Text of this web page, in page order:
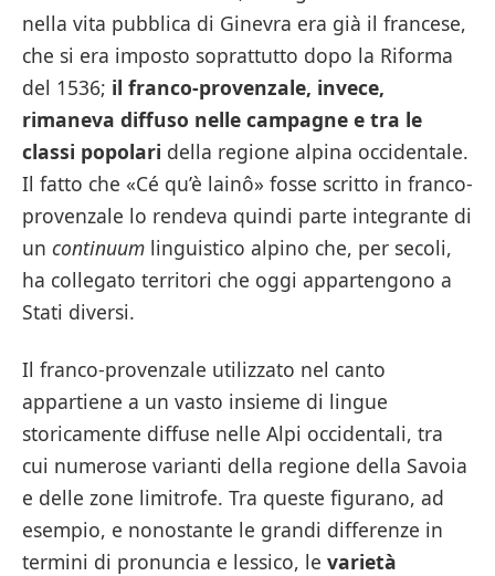
nella vita pubblica di Ginevra era già il francese,
che si era imposto soprattutto dopo la Riforma
del 1536; il franco-provenzale, invece,
rimaneva diffuso nelle campagne e tra le
classi popolari della regione alpina occidentale.
Il fatto che «Cé qu’è lainô» fosse scritto in franco-
provenzale lo rendeva quindi parte integrante di
un continuum linguistico alpino che, per secoli,
ha collegato territori che oggi appartengono a
Stati diversi.
Il franco-provenzale utilizzato nel canto
appartiene a un vasto insieme di lingue
storicamente diffuse nelle Alpi occidentali, tra
cui numerose varianti della regione della Savoia
e delle zone limitrofe. Tra queste figurano, ad
esempio, e nonostante le grandi differenze in
termini di pronuncia e lessico, le varietà